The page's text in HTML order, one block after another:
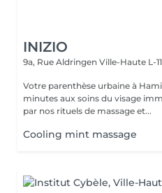
INIZIO
9a, Rue Aldringen Ville-Haute L-
Votre parenthèse urbaine à
minutes aux soins du visage
par nos rituels de massage et...
Cooling mint massage